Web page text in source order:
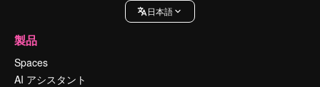
日本語
製品
Spaces
AI アシスタント